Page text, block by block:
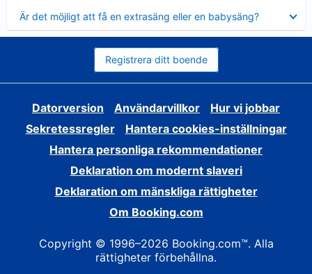
Är det möjligt att få en extrasäng eller en babysäng?
mindre
Registrera ditt boende
Datorversion Användarvillkor
Hur vi jobbar
Sekretessregler
Hantera cookies-inställningar
Hantera personliga rekommendationer
Deklaration om modernt slaveri
Deklaration om mänskliga rättigheter
Om Booking.com
Copyright © 1996–2026 Booking.com™. Alla
rättigheter förbehållna.